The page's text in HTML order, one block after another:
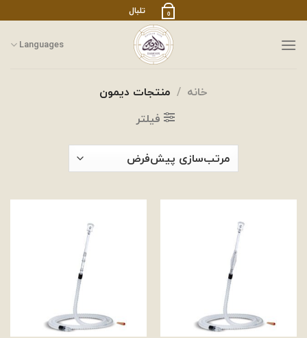
از
محتوا
0 تلبال
Languages
خانه / منتجات ديمون
فیلتر